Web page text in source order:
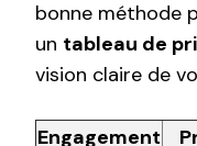
bonne méthode
un tableau de
vision claire de
Engagement